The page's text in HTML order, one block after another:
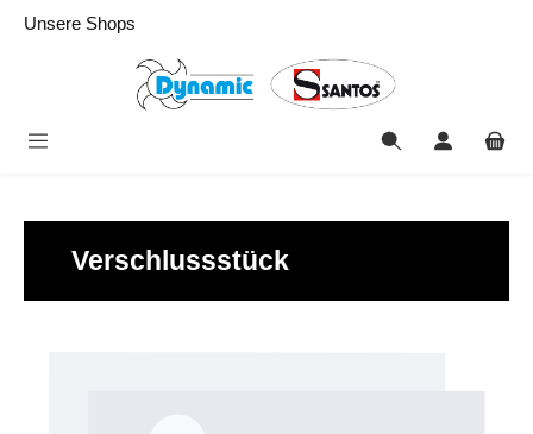
springen
Unsere Shops
Verschlussstück